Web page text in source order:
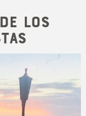
los